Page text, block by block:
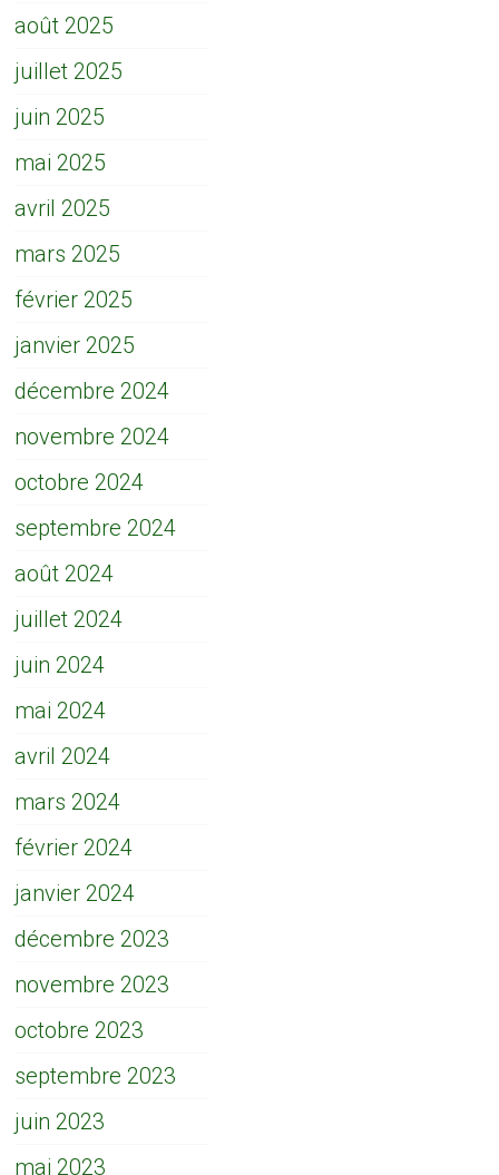
août 2025
juillet 2025
juin 2025
mai 2025
avril 2025
mars 2025
février 2025
janvier 2025
décembre 2024
novembre 2024
octobre 2024
septembre 2024
août 2024
juillet 2024
juin 2024
mai 2024
avril 2024
mars 2024
février 2024
janvier 2024
décembre 2023
novembre 2023
octobre 2023
septembre 2023
juin 2023
mai 2023